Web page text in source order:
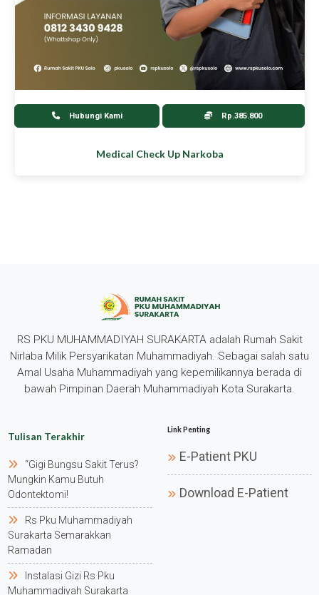
Hubungi Kami Rp.385.800
Medical Check Up Narkoba
RS PKU MUHAMMADIYAH SURAKARTA adalah Rumah Sakit
Nirlaba Milik Persyarikatan Muhammadiyah. Sebagai salah satu
Amal Usaha Muhammadiyah yang kepemilikannya berada di
bawah Pimpinan Daerah Muhammadiyah Kota Surakarta.
Tulisan Terakhir
“gigi Bungsu Sakit Terus?
Mungkin Kamu Butuh
Odontektomi!
Rs Pku Muhammadiyah
Surakarta Semarakkan
Ramadan
Instalasi Gizi Rs Pku
Muhammadiyah Surakarta
Link Penting
E-Patient PKU
Download E-Patient